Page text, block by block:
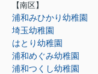
【南区】
浦和みひかり幼稚園
埼玉幼稚園
はとり幼稚園
浦和めぐみ幼稚園
浦和つくし幼稚園